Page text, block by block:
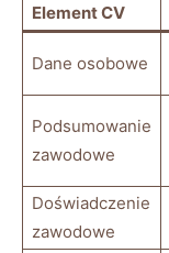
Element CV
Dane osobowe
Podsumowanie
zawodowe
Doświadczenie
zawodowe